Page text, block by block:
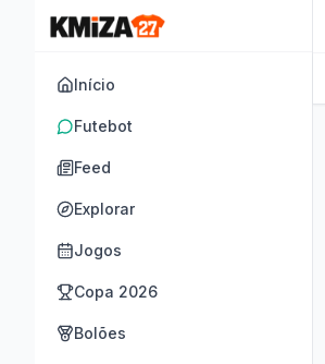
Início
Futebot
Feed
Explorar
Jogos
Copa 2026
Bolões